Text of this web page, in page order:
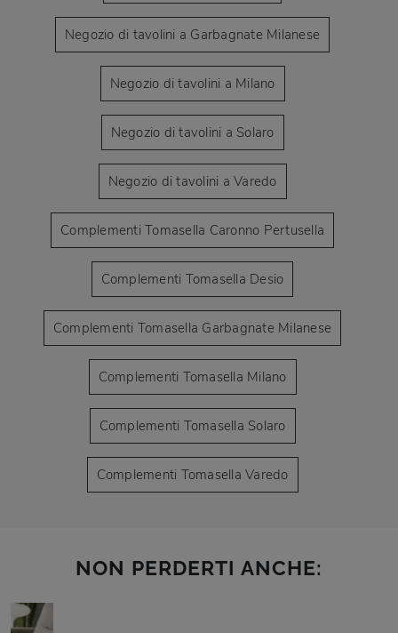
Negozio di tavolini a Garbagnate Milanese
Negozio di tavolini a Milano
Negozio di tavolini a Solaro
Negozio di tavolini a Varedo
Complementi Tomasella Caronno Pertusella
Complementi Tomasella Desio
Complementi Tomasella Garbagnate Milanese
Complementi Tomasella Milano
Complementi Tomasella Solaro
Complementi Tomasella Varedo
NON PERDERTI ANCHE: